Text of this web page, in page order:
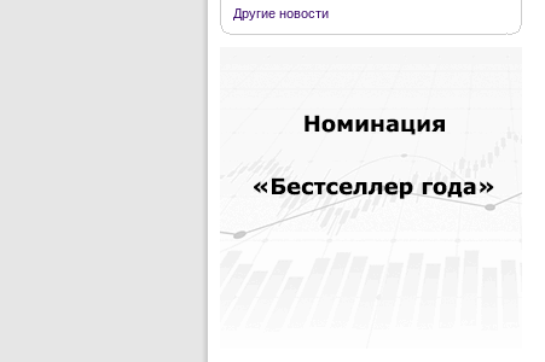
Другие новости